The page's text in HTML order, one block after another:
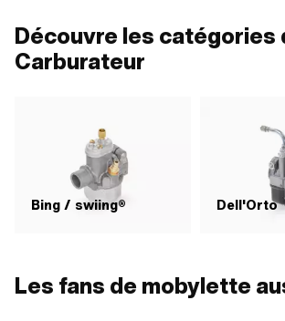
Découvre les catégories
Carburateur
Bing / swiing® Dell'Orto
Les fans de mobylette